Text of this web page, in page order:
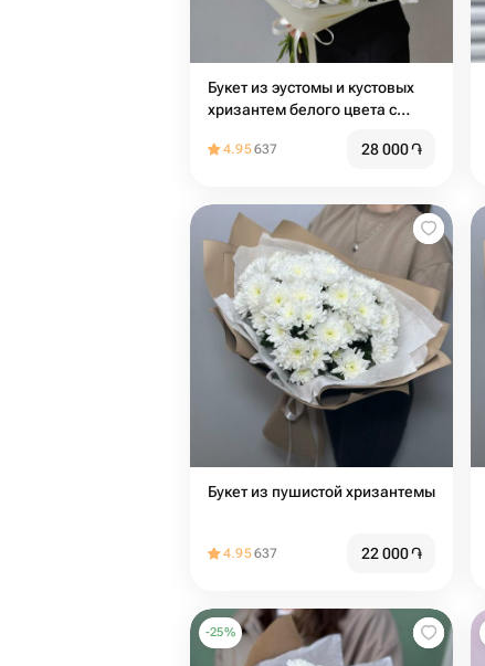
Букет из эустомы и кустовых
хризантем белого цвета с
4.95637 28 000֏
Букет из пушистой хризантемы
4.95637 22 000֏
-25%